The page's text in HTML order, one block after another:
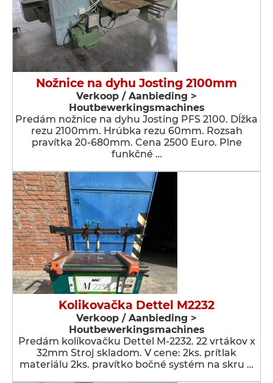
Nožnice na dyhu Josting 2100mm
Verkoop / Aanbieding >
Houtbewerkingsmachines
Predám nožnice na dyhu Josting PFS 2100. Dĺžka
rezu 2100mm. Hrúbka rezu 60mm. Rozsah
pravítka 20-680mm. Cena 2500 Euro. Plne
funkčné …
Kolikovačka Dettel M2232
Verkoop / Aanbieding >
Houtbewerkingsmachines
Predám kolíkovačku Dettel M-2232. 22 vrtákov x
32mm Stroj skladom. V cene: 2ks. prítlak
materiálu 2ks. pravítko bočné systém na skru …